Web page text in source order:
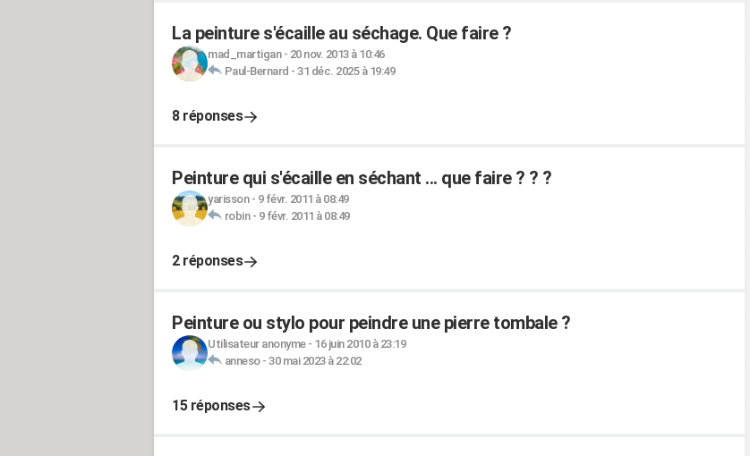
La peinture s'écaille au séchage. Que faire ?
mad_martigan- 20 nov. 2013 à 10:46
Paul-Bernard - 31 déc. 2025 à 19:49
8 réponses
Peinture qui s'écaille en séchant ... que faire ? ? ?
yarisson- 9 févr. 2011 à 08:49
robin- 9 févr. 2011 à 08:49
2 réponses
Peinture ou stylo pour peindre une pierre tombale ?
Utilisateur anonyme- 16 juin 2010 à 23:19
anneso- 30 mai 2023 à 22:02
15 réponses